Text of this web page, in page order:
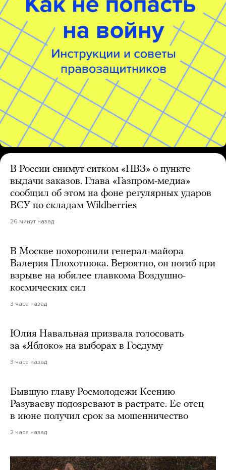
В России снимут ситком «ПВЗ» о пункте
выдачи заказов. Глава «Газпром-медиа»
сообщил об этом на фоне регулярных ударов
ВСУ по складам Wildberries
26 минут назад
В Москве похоронили генерал-майора
Валерия Плохотнюка. Вероятно, он погиб при
взрыве на юбилее главкома Воздушно-
космических сил
3 часа назад
Юлия Навальная призвала голосовать
за «Яблоко» на выборах в Госдуму
3 часа назад
Бывшую главу Росмолодежи Ксению
Разуваеву подозревают в растрате. Ее отец
в июне получил срок за мошенничество
2 часа назад